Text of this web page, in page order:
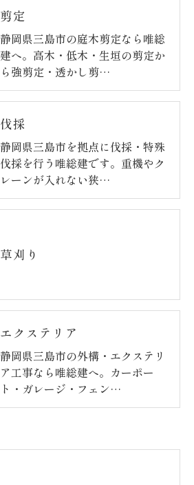
剪定
静岡県三島市の庭木剪定なら唯総
建へ。高木・低木・生垣の剪定か
ら強剪定・透かし剪…
伐採
静岡県三島市を拠点に伐採・特殊
伐採を行う唯総建です。重機やク
レーンが入れない狭…
草刈り
エクステリア
静岡県三島市の外構・エクステリ
ア工事なら唯総建へ。カーポー
ト・ガレージ・フェン…